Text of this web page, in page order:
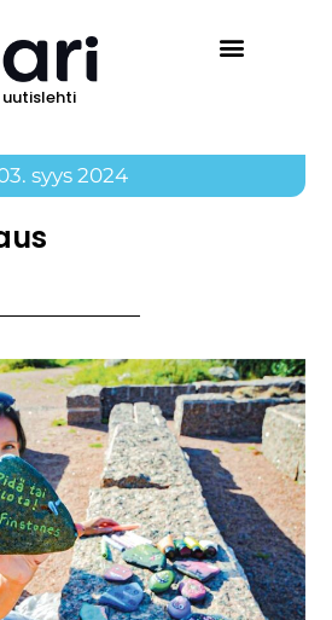
syys 2024